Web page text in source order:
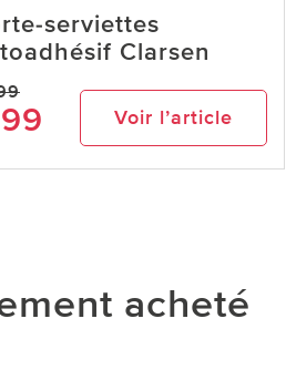
serviettes
Clarsen
Voir l’article
acheté